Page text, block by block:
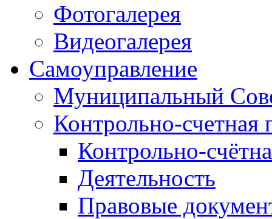
Фотогалерея
Видеогалерея
Самоуправление
Муниципальный
Контрольно-счетная
Контрольно-
Деятельность
Правовые